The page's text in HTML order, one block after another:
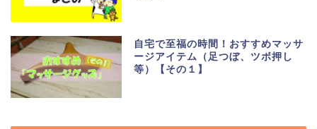
自宅で至福の時間！おすすめマッサ
ージアイテム（足つぼ、ツボ押し
等）【その１】